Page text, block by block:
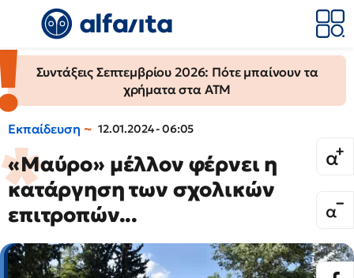
Συντάξεις Σεπτεμβρίου 2026: Πότε μπαίνουν τα
χρήματα στα ΑΤΜ
Εκπαίδευση 12.01.2024 - 06:05
«Μαύρο» μέλλον φέρνει η
κατάργηση των σχολικών
επιτροπών...